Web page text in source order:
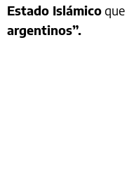
Estado Islámicoque
argentinos”.